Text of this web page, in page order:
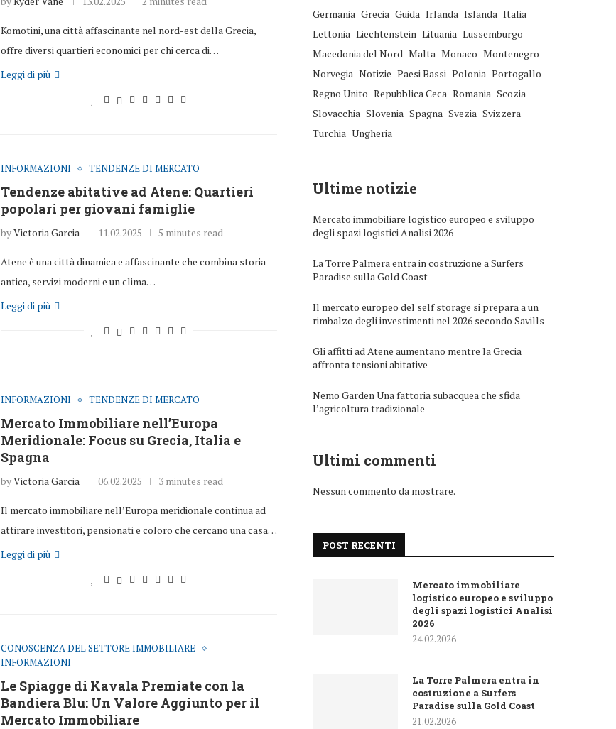
Komotini, una città affascinante nel nord-est della Grecia,
offre diversi quartieri economici per chi cerca di…
Leggi di più
INFORMAZIONI TENDENZE DI MERCATO
Tendenze abitative ad Atene: Quartieri
popolari per giovani famiglie
byVictoria Garcia 11.02.2025 5 minutes read
Atene è una città dinamica e affascinante che combina storia
antica, servizi moderni e un clima…
Leggi di più
INFORMAZIONI TENDENZE DI MERCATO
Mercato Immobiliare nell’Europa
Meridionale: Focus su Grecia, Italia e
Spagna
byVictoria Garcia 06.02.2025 3 minutes read
Il mercato immobiliare nell’Europa meridionale continua ad
attirare investitori, pensionati e coloro che cercano una casa…
Leggi di più
CONOSCENZA DEL SETTORE IMMOBILIARE
INFORMAZIONI
Le Spiagge di Kavala Premiate con la
Bandiera Blu: Un Valore Aggiunto per il
Mercato Immobiliare
Germania Grecia Guida Irlanda Islanda Italia
Lettonia Liechtenstein Lituania Lussemburgo
Macedonia del Nord Malta Monaco Montenegro
Norvegia Notizie Paesi Bassi Polonia Portogallo
Regno Unito Repubblica Ceca Romania Scozia
Slovacchia Slovenia Spagna Svezia Svizzera
Turchia Ungheria
Ultime notizie
Mercato immobiliare logistico europeo e sviluppo
degli spazi logistici Analisi 2026
La Torre Palmera entra in costruzione a Surfers
Paradise sulla Gold Coast
Il mercato europeo del self storage si prepara a un
rimbalzo degli investimenti nel 2026 secondo Savills
Gli affitti ad Atene aumentano mentre la Grecia
affronta tensioni abitative
Nemo Garden Una fattoria subacquea che sfida
l’agricoltura tradizionale
Ultimi commenti
Nessun commento da mostrare.
POST RECENTI
Mercato immobiliare
logistico europeo e sviluppo
degli spazi logistici Analisi
2026
24.02.2026
La Torre Palmera entra in
costruzione a Surfers
Paradise sulla Gold Coast
21.02.2026